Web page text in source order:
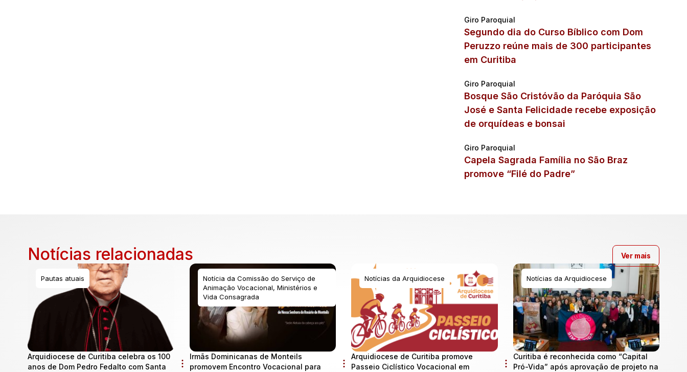
Giro Paroquial
Segundo dia do Curso Bíblico com Dom
Peruzzo reúne mais de 300 participantes
em Curitiba
Giro Paroquial
Bosque São Cristóvão da Paróquia São
José e Santa Felicidade recebe exposição
de orquídeas e bonsai
Giro Paroquial
Capela Sagrada Família no São Braz
promove “Filé do Padre”
Notícias relacionadas
Pautas atuais
Arquidiocese de Curitiba celebra os 100
anos de Dom Pedro Fedalto com Santa
Notícia da Comissão do Serviço de
Animação Vocacional, Ministérios e
Vida Consagrada
Irmãs Dominicanas de Monteils
promovem Encontro Vocacional para
Notícias da Arquidiocese
Arquidiocese de Curitiba promove
Passeio Ciclístico Vocacional em
Notícias da Arquidiocese
Curitiba é reconhecida como “Capital
Pró-Vida” após aprovação de projeto na
Ver mais